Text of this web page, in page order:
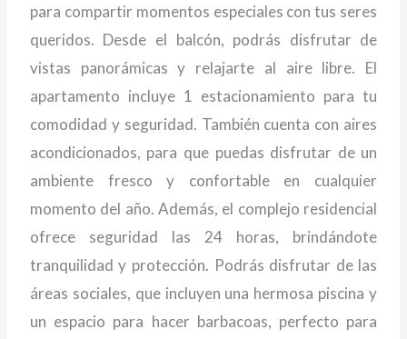
para compartir momentos especiales con tus seres
queridos. Desde el balcón, podrás disfrutar de
vistas panorámicas y relajarte al aire libre. El
apartamento incluye 1 estacionamiento para tu
comodidad y seguridad. También cuenta con aires
acondicionados, para que puedas disfrutar de un
ambiente fresco y confortable en cualquier
momento del año. Además, el complejo residencial
ofrece seguridad las 24 horas, brindándote
tranquilidad y protección. Podrás disfrutar de las
áreas sociales, que incluyen una hermosa piscina y
un espacio para hacer barbacoas, perfecto para